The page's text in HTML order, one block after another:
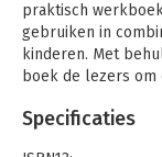
praktisch
gebruiken in
kinderen. Met
boek de lezers
Het werkboek
Specificaties